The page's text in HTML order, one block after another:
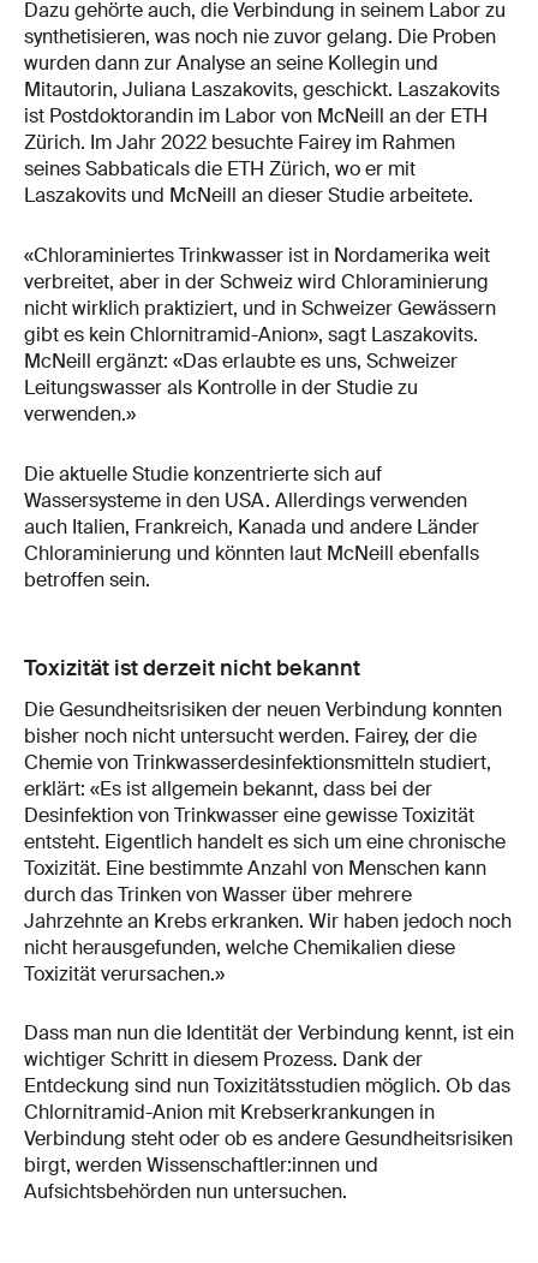
Dazu gehörte auch, die Verbindung in seinem Labor zu
synthetisieren, was noch nie zuvor gelang. Die Proben
wurden dann zur Analyse an seine Kollegin und
Mitautorin, Juliana Laszakovits, geschickt. Laszakovits
ist Postdoktorandin im Labor von McNeill an der ETH
Zürich. Im Jahr 2022 besuchte Fairey im Rahmen
seines Sabbaticals die ETH Zürich, wo er mit
Laszakovits und McNeill an dieser Studie arbeitete.
«Chloraminiertes Trinkwasser ist in Nordamerika weit
verbreitet, aber in der Schweiz wird Chloraminierung
nicht wirklich praktiziert, und in Schweizer Gewässern
gibt es kein Chlornitramid-Anion», sagt Laszakovits.
McNeill ergänzt: «Das erlaubte es uns, Schweizer
Leitungswasser als Kontrolle in der Studie zu
verwenden.»
Die aktuelle Studie konzentrierte sich auf
Wassersysteme in den USA. Allerdings verwenden
auch Italien, Frankreich, Kanada und andere Länder
Chloraminierung und könnten laut McNeill ebenfalls
betroffen sein.
Toxizität ist derzeit nicht bekannt
Die Gesundheitsrisiken der neuen Verbindung konnten
bisher noch nicht untersucht werden. Fairey, der die
Chemie von Trinkwasserdesinfektionsmitteln studiert,
erklärt: «Es ist allgemein bekannt, dass bei der
Desinfektion von Trinkwasser eine gewisse Toxizität
entsteht. Eigentlich handelt es sich um eine chronische
Toxizität. Eine bestimmte Anzahl von Menschen kann
durch das Trinken von Wasser über mehrere
Jahrzehnte an Krebs erkranken. Wir haben jedoch noch
nicht herausgefunden, welche Chemikalien diese
Toxizität verursachen.»
Dass man nun die Identität der Verbindung kennt, ist ein
wichtiger Schritt in diesem Prozess. Dank der
Entdeckung sind nun Toxizitätsstudien möglich. Ob das
Chlornitramid-Anion mit Krebserkrankungen in
Verbindung steht oder ob es andere Gesundheitsrisiken
birgt, werden Wissenschaftler:innen und
Aufsichtsbehörden nun untersuchen.